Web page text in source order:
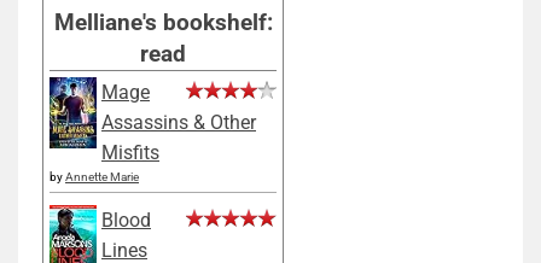
Melliane's bookshelf:
read
Mage
Assassins & Other
Misfits
byAnnette Marie
Blood
Lines